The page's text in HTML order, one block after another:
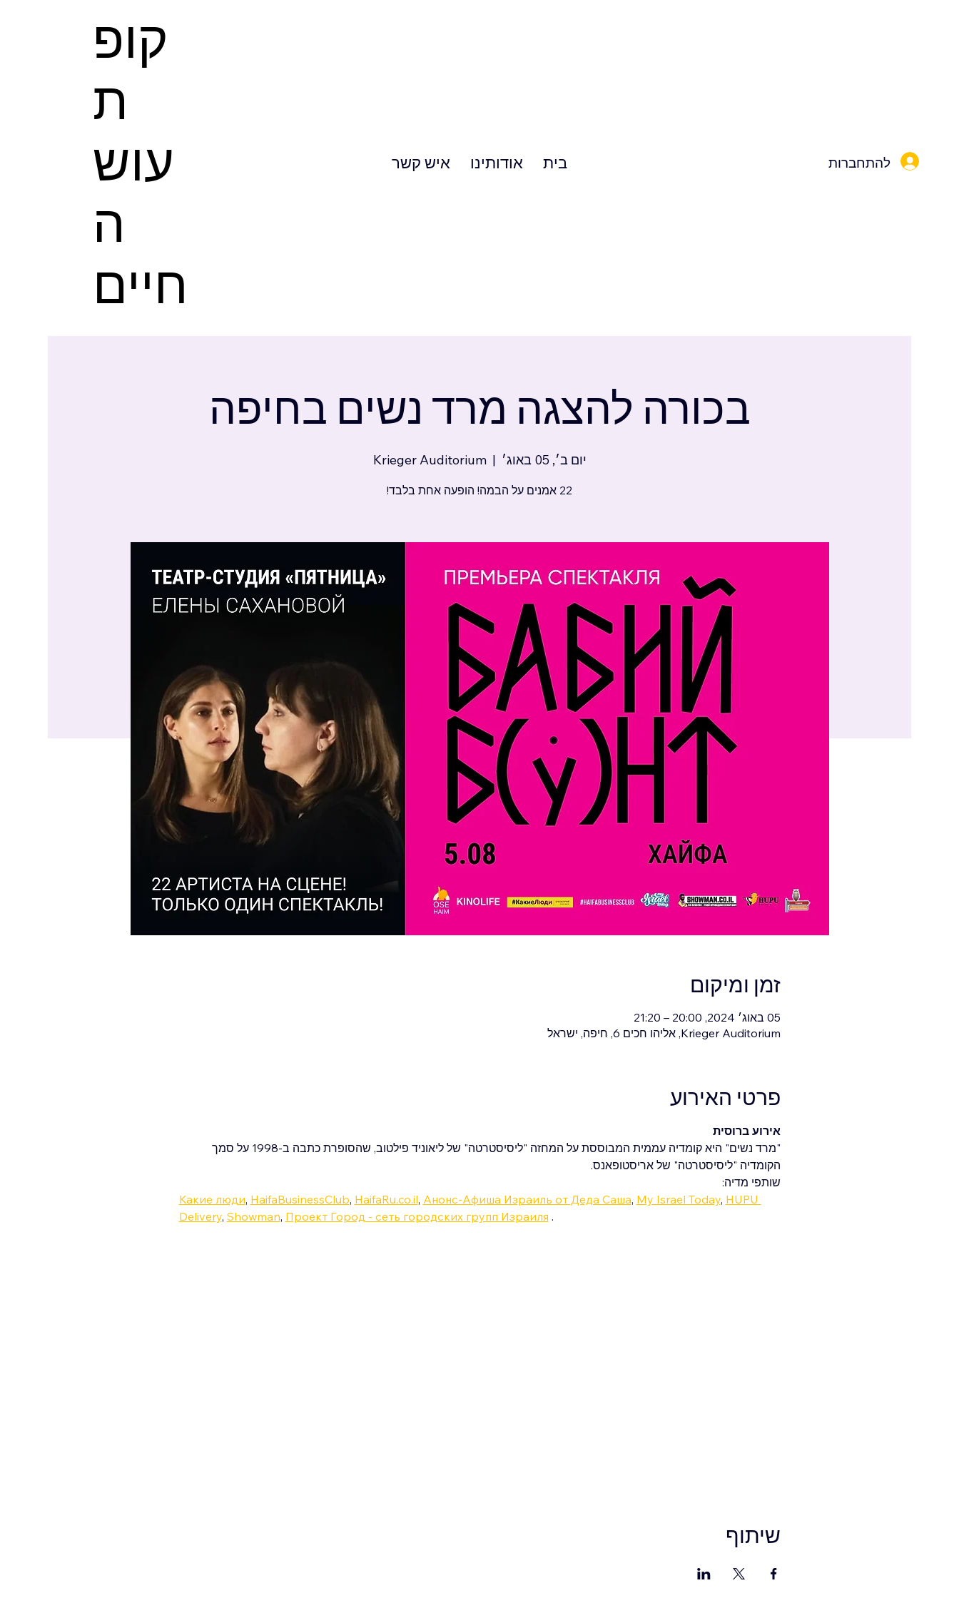
קופ
עוש
ה
חיים
בית אודותינו איש קשר להתחברות
בכורה להצגה מרד נשים בחיפה
יום ב׳, 05 באוג׳
  |
Krieger Auditorium
22 אמנים על הבמה! הופעה אחת בלבד!
זמן ומיקום
05 באוג׳ 2024, 20:00 – 21:20
Krieger Auditorium, אליהו חכים 6, חיפה, ישראל
פרטי האירוע
אירוע ברוסית
"מרד נשים" היא קומדיה עממית המבוססת על המחזה "ליסיסטרטה" של ליאוניד פילטוב, שהסופרת כתבה ב-1998 על סמך
הקומדיה "ליסיסטרטה" של אריסטופאנס.
שותפי מדיה:
Какие люди, HaifaBusinessClub, HaifaRu.co.il, Анонс-Афиша Израиль от Деда Саша, My Israel Today, HUPU
Delivery, Showman, Проект Город - сеть городских групп Израиля .
שיתוף